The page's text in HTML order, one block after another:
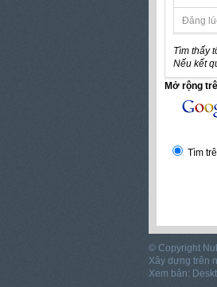
Đăng
Tìm thấy
Nếu kết
Mở rộng
Tìm
© Copyright
Xây dựng trên
Xem bản: